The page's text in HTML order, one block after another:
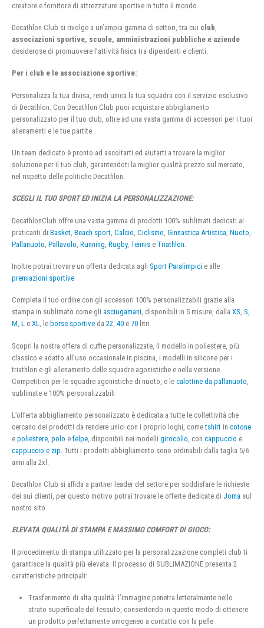
creatore e fornitore di attrezzature sportive in tutto il mondo.
Decathlon Club si rivolge a un’ampia gamma di settori, tra cui club
associazioni sportive, scuole, amministrazioni pubbliche e aziende
desiderose di promuovere l’attività fisica tra dipendenti e clienti.
Per i club e le associazione sportive:
Personalizza la tua divisa, rendi unica la tua squadra con il servizio esclusivo
di Decathlon. Con Decathlon Club puoi acquistare abbigliamento
personalizzato per il tuo club, oltre ad una vasta gamma di accessori per i tuoi
allenamenti e le tue partite.
Un team dedicato è pronto ad ascoltarti ed aiutarti a trovare la miglior
soluzione per il tuo club, garantendoti la miglior qualità prezzo sul mercato,
nel rispetto delle politiche Decathlon.
SCEGLI IL TUO SPORT ED INIZIA LA PERSONALIZZAZIONE:
DecathlonClub offre una vasta gamma di prodotti 100% sublimati dedicati ai
praticanti di Basket Beach sport Calcio Ciclismo Ginnastica Artistica Nuoto
Pallanuoto Pallavolo Running Rugby, Tennis e Triathlon
Inoltre potrai trovare un offerta dedicata agli Sport Paralimpici e alle
premiazioni sportive
Completa il tuo ordine con gli accessori 100% personalizzabili grazie alla
stampa in sublimato come gli asciugamani, disponibili in 5 misure, dalla XS, S,
M, L e XL, le borse sportive da 22, 40 e 70 litri.
Scopri la nostra offera di cuffie personalizzate, il modello in poliestere, più
classico e adatto all’uso occasionale in piscina, i modelli in silicone per i
triathlon e gli allenamento delle squadre agonistiche e nella versione
Competition per le squadre agonistiche di nuoto, e le calottine da pallanuoto
sublimate e 100% personalizzabili
L’offerta abbigliamento personalizzato è dedicata a tutte le collettività che
cercano dei prodotti da rendere unici con i proprio loghi, cometshirt in cotone
e poliestere polo e felpe , disponibili nei modelli girocollo , con cappuccio e
cappuccio e zip . Tutti i prodotti abbigliamento sono ordinabili dalla taglia 5/6
anni alla 2xl.
Decathlon Club si affida a partner leader del settore per soddisfare le richieste
dei sui clienti, per questo motivo potrai trovare le offerte dedicate di Joma sul
nostro sito.
ELEVATA QUALITÀ DI STAMPA E MASSIMO COMFORT DI GIOCO:
Il procedimento di stampa utilizzato per la personalizzazione completi club ti
garantisce la qualità più elevata. Il processo di SUBLIMAZIONE presenta 2
caratteristiche principali:
Trasferimento di alta qualità: l’immagine penetra letteralmente nello
strato superficiale del tessuto, consentendo in questo modo di ottenere
un prodotto perfettamente omogeneo a contatto con la pelle